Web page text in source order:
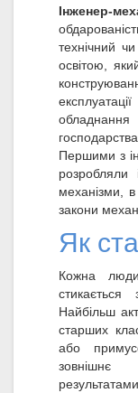
Інженер-
технічний
освітою,
Першими з
розробляли
механізми,
закони
Як
Кожна
Найбільш
старших
або
зовнішнє